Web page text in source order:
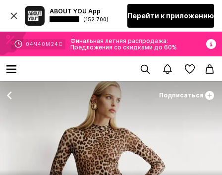
ABOUT YOU App
(152 700) Перейти к приложению
04 Ч40 М 22 С
Финальная летняя распродажа:
Предложения со скидками до 60%
Подписаться